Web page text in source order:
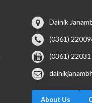
Dainik
(0361)
(0361)
About Us